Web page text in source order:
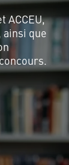
ACCEU,
que